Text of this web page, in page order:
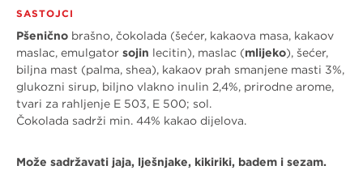
SASTOJCI
Pšenično brašno, čokolada (šećer, kakaova masa, kakaov
maslac, emulgator sojin lecitin), maslac (mlijeko), šećer,
biljna mast (palma, shea), kakaov prah smanjene masti 3%,
glukozni sirup, biljno vlakno inulin 2,4%, prirodne arome,
tvari za rahljenje E 503, E 500; sol.
Čokolada sadrži min. 44% kakao dijelova.
Može sadržavati jaja, lješnjake, kikiriki, badem i sezam.